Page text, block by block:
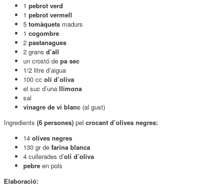
1 pebrot verd
1 pebrot vermell
5 tomàquets madurs
1 cogombre
2 pastanagues
2 grans d’all
un crostó de pa sec
1/2 litre d’aigua
100 cc oli d’oliva
el suc d’una llimona
sal
vinagre de vi blanc (al gust)
Ingredients (6 persones) pel crocant d’olives negres:
14 olives negres
130 gr de farina blanca
4 cullerades d’oli d’oliva
pebre en pols
Elaboració: